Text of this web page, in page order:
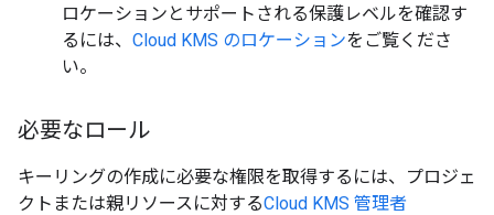
ロケーションとサポートされる保護レベルを確認す
るには、 Cloud KMS のロケーションをご覧くださ
い。
必要なロール
キーリングの作成に必要な権限を取得するには、プロジェ
クトまたは親リソースに対するCloud KMS 管理者